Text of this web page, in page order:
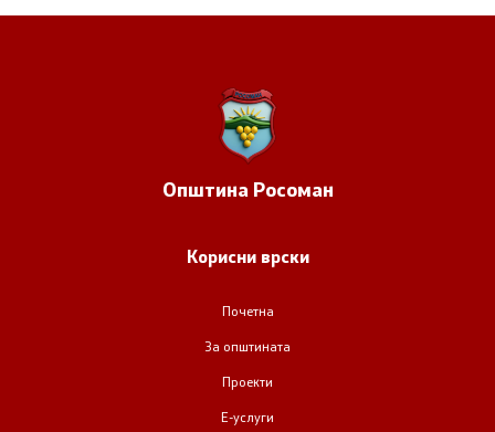
Општина Росоман
Корисни врски
Почетна
За општината
Проекти
Е-услуги